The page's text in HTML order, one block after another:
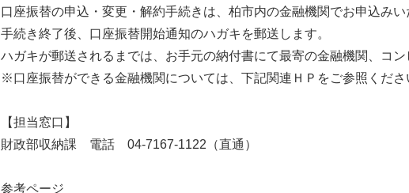
口座振替の申込・変更・解約手続きは、柏市内の金融機関でお申込みい
手続き終了後、口座振替開始通知のハガキを郵送します。
ハガキが郵送されるまでは、お手元の納付書にて最寄の金融機関、コ
※口座振替ができる金融機関については、下記関連ＨＰをご参照くださ
【担当窓口】
財政部収納課 電話 04-7167-1122（直通）
参考ページ